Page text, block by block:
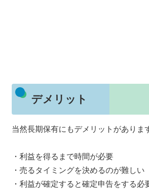
デメリット
当然長期保有にもデメリットがありま
・利益を得るまで時間が必要
・売るタイミングを決めるのが難しい
・利益が確定すると確定申告をする必